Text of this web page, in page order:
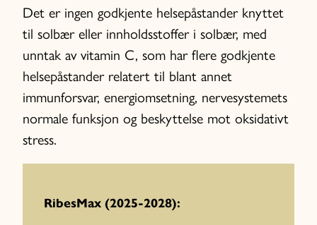
Det er ingen godkjente helsepåstander knyttet
til solbær eller innholdsstoffer i solbær, med
unntak av vitamin C, som har flere godkjente
helsepåstander relatert til blant annet
immunforsvar, energiomsetning, nervesystemets
normale funksjon og beskyttelse mot oksidativt
stress.
RibesMax (2025-2028):